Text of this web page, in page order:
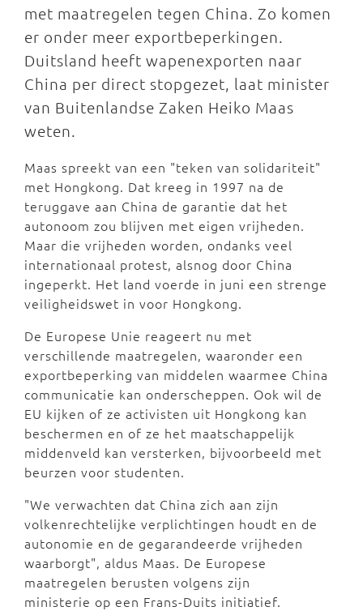
met maatregelen tegen China. Zo komen
er onder meer exportbeperkingen.
Duitsland heeft wapenexporten naar
China per direct stopgezet, laat minister
van Buitenlandse Zaken Heiko Maas
weten.
Maas spreekt van een "teken van solidariteit"
met Hongkong. Dat kreeg in 1997 na de
teruggave aan China de garantie dat het
autonoom zou blijven met eigen vrijheden.
Maar die vrijheden worden, ondanks veel
internationaal protest, alsnog door China
ingeperkt. Het land voerde in juni een strenge
veiligheidswet in voor Hongkong.
De Europese Unie reageert nu met
verschillende maatregelen, waaronder een
exportbeperking van middelen waarmee China
communicatie kan onderscheppen. Ook wil de
EU kijken of ze activisten uit Hongkong kan
beschermen en of ze het maatschappelijk
middenveld kan versterken, bijvoorbeeld met
beurzen voor studenten.
"We verwachten dat China zich aan zijn
volkenrechtelijke verplichtingen houdt en de
autonomie en de gegarandeerde vrijheden
waarborgt", aldus Maas. De Europese
maatregelen berusten volgens zijn
ministerie op een Frans-Duits initiatief.